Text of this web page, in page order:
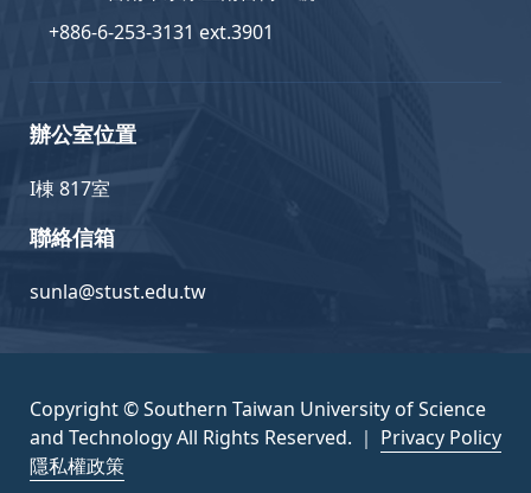
+886-6-253-3131 ext.3901
辦公室位置
I棟 817室
聯絡信箱
sunla@stust.edu.tw
Copyright © Southern Taiwan University of Science
and Technology All Rights Reserved. ｜ Privacy Policy
隱私權政策